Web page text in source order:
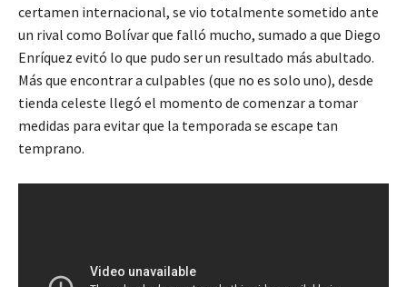
certamen internacional, se vio totalmente sometido ante
un rival como Bolívar que falló mucho, sumado a que Diego
Enríquez evitó lo que pudo ser un resultado más abultado.
Más que encontrar a culpables (que no es solo uno), desde
tienda celeste llegó el momento de comenzar a tomar
medidas para evitar que la temporada se escape tan
temprano.